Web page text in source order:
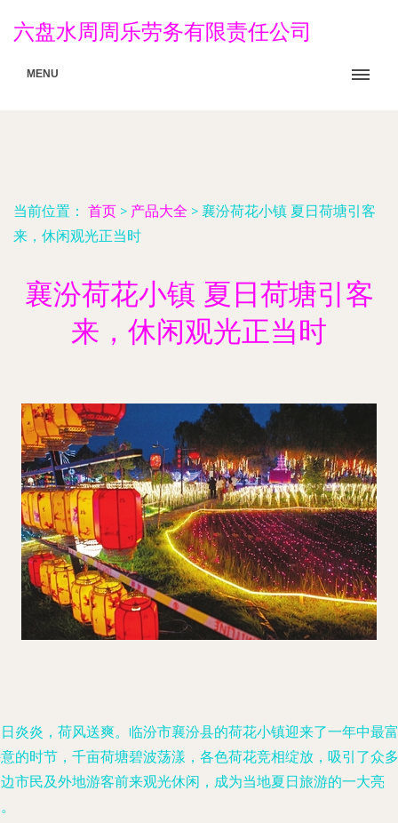
六盘水周周乐劳务有限责任公司
MENU
当前位置： 首页 > 产品大全 > 襄汾荷花小镇 夏日荷塘引客
来，休闲观光正当时
襄汾荷花小镇 夏日荷塘引客
来，休闲观光正当时
炎炎，荷风送爽。临汾市襄汾县的荷花小镇迎来了一年中最富
的时节，千亩荷塘碧波荡漾，各色荷花竞相绽放，吸引了众多
市民及外地游客前来观光休闲，成为当地夏日旅游的一大亮